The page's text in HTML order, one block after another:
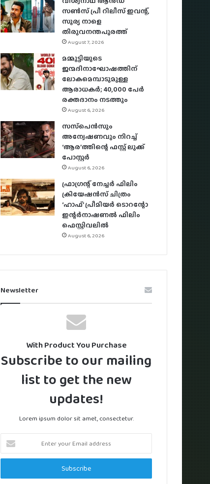
സണ്‍സ് പ്രീ റിലീസ് ഇവന്റ്,
സൂര്യ നാളെ
തിരുവനന്തപുരത്ത്
August 7, 2026
മമ്മൂട്ടിയുടെ
ജന്മദിനാഘോഷത്തിന്
ലോകമെമ്പാടുമുള്ള
ആരാധകര്‍; 40,000 പേര്‍
രക്തദാനം നടത്തും
August 6, 2026
സസ്‌പെന്‍സും
അന്വേഷണവും നിറച്ച്
‘ആര’ത്തിന്റെ ഫസ്റ്റ് ലുക്ക്
പോസ്റ്റര്‍
August 6, 2026
ഫ്രാഗ്രന്റ് നേച്ചര്‍ ഫിലിം
ക്രിയേഷന്‍സ് ചിത്രം
‘ഹാഫ്’ പ്രീമിയര്‍ ടൊറന്റോ
ഇന്റര്‍നാഷണല്‍ ഫിലിം
ഫെസ്റ്റിവലില്‍
August 6, 2026
Newsletter
With Product You Purchase
Subscribe to our mailing
list to get the new
updates!
Lorem ipsum dolor sit amet, consectetur.
Enter
your
Email